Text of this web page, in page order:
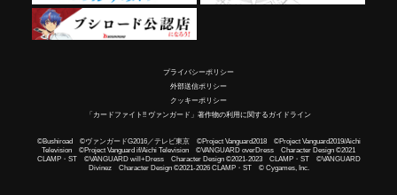
プライバシーポリシー
外部送信ポリシー
クッキーポリシー
「カードファイト!! ヴァンガード」著作物の利用に関するガイドライン
©Bushiroad ©ヴァンガードG2016／テレビ東京 ©Project Vanguard2018 ©Project Vanguard2019/Aichi
Television ©Project Vanguard if/Aichi Television ©VANGUARD overDress Character Design ©2021
CLAMP・ST ©VANGUARD will+Dress Character Design ©2021-2023 CLAMP・ST ©VANGUARD
Divinez Character Design ©2021-2026 CLAMP・ST © Cygames, Inc.